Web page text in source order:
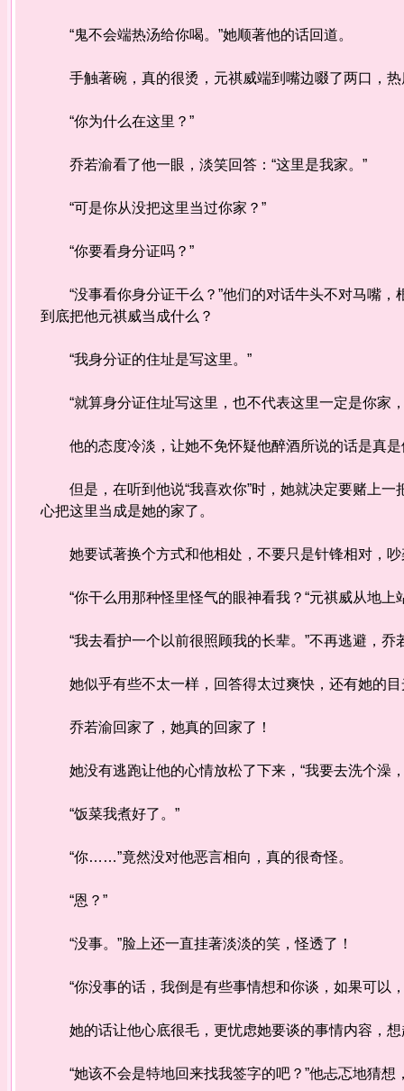
“鬼不会端热汤给你喝。”她顺著他的话回道。
手触著碗，真的很烫，元祺威端到嘴边啜了两口，热
“你为什么在这里？”
乔若渝看了他一眼，淡笑回答：“这里是我家。”
“可是你从没把这里当过你家？”
“你要看身分证吗？”
“没事看你身分证干么？”他们的对话牛头不对马嘴，
到底把他元祺威当成什么？
“我身分证的住址是写这里。”
“就算身分证住址写这里，也不代表这里一定是你家
他的态度冷淡，让她不免怀疑他醉酒所说的话是真是
但是，在听到他说“我喜欢你”时，她就决定要赌上一
心把这里当成是她的家了。
她要试著换个方式和他相处，不要只是针锋相对，吵
“你干么用那种怪里怪气的眼神看我？“元祺威从地上
“我去看护一个以前很照顾我的长辈。”不再逃避，乔
她似乎有些不太一样，回答得太过爽快，还有她的目
乔若渝回家了，她真的回家了！
她没有逃跑让他的心情放松了下来，“我要去洗个澡
“饭菜我煮好了。”
“你……”竟然没对他恶言相向，真的很奇怪。
“恩？”
“没事。”脸上还一直挂著淡淡的笑，怪透了！
“你没事的话，我倒是有些事情想和你谈，如果可以
她的话让他心底很毛，更忧虑她要谈的事情内容，想
“她该不会是特地回来找我签字的吧？”他忐忑地猜想